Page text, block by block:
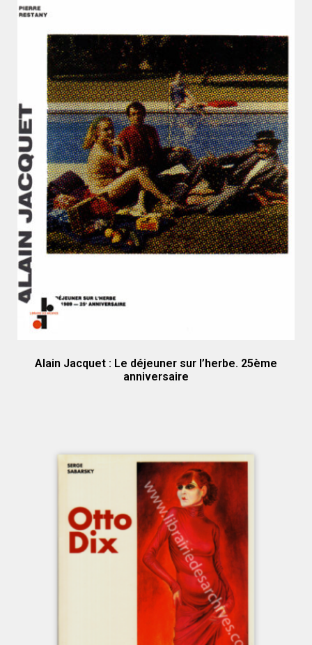
Alain Jacquet : Le déjeuner sur l’herbe. 25ème
anniversaire